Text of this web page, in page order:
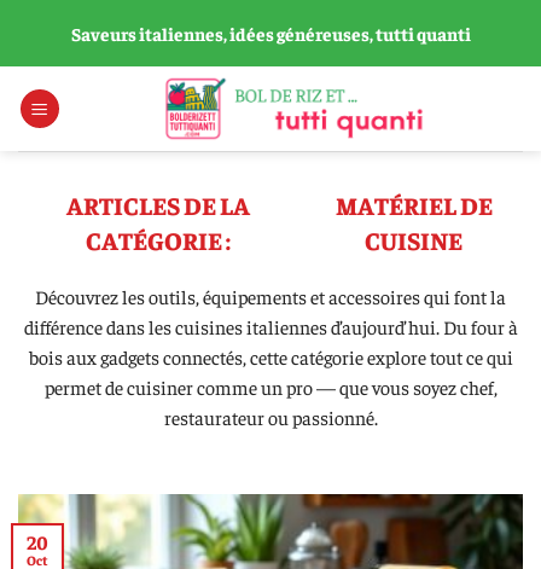
contenu
Saveurs italiennes, idées généreuses, tutti quanti
MATÉRIEL DE
CUISINE
Découvrez les outils, équipements et accessoires qui font la
différence dans les cuisines italiennes d’aujourd’hui. Du four à
bois aux gadgets connectés, cette catégorie explore tout ce qui
permet de cuisiner comme un pro — que vous soyez chef,
restaurateur ou passionné.
20
Oct